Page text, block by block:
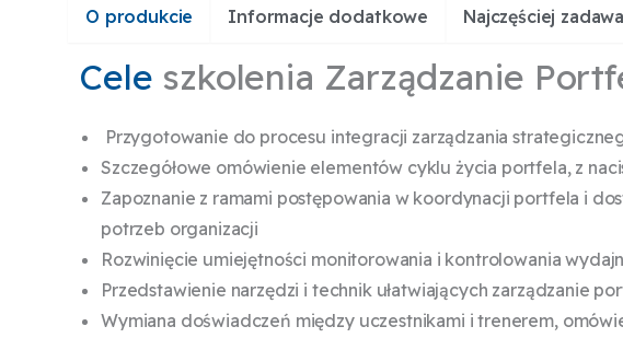
O produkcie Informacje dodatkowe Najczęściej
Cele szkolenia Zarządzanie
Przygotowanie do procesu integracji zarządzania
Szczegółowe omówienie elementów cyklu życia portfela, z
Zapoznanie z ramami postępowania w koordynacji portfela i
potrzeb organizacji
Rozwinięcie umiejętności monitorowania i kontrolowania
Przedstawienie narzędzi i technik ułatwiających zarządzanie
Wymiana doświadczeń między uczestnikami i trenerem,